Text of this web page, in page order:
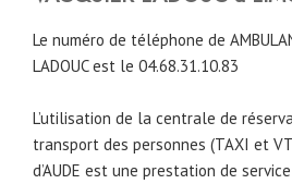
Le numéro de téléphone de
LADOUC est le 04.68.31.10.83
L’utilisation de la centrale de
transport des personnes (TAXI et
d’AUDE est une prestation de